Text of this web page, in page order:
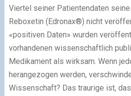
Viertel seiner Patientendaten
Reboxetin (Edronax®) nicht
«positiven Daten» wurden
vorhandenen wissenschaftlich
Medikament als wirksam. Wenn
herangezogen werden,
Wissenschaft? Das traurige ist,